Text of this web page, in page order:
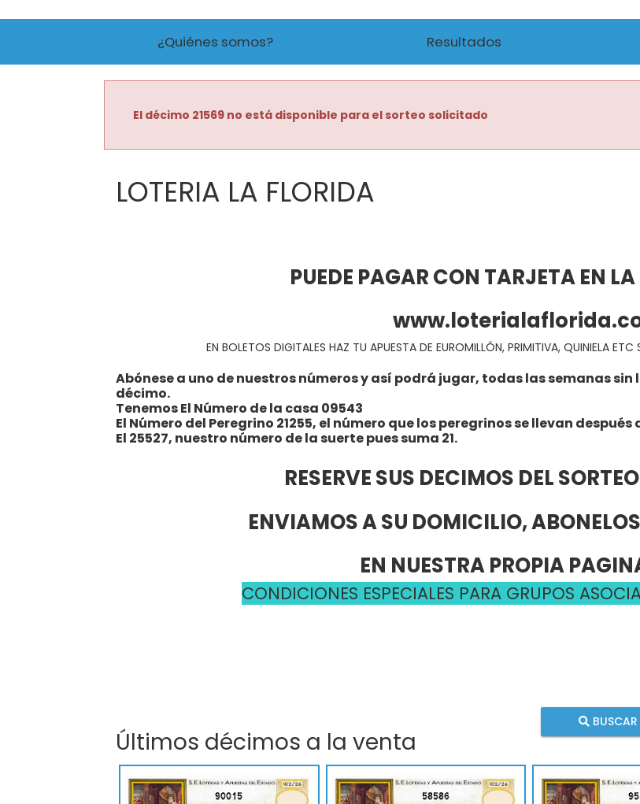
¿Quiénes somos? Resultados
El décimo 21569 no está disponible para el sorteo solicitado
LOTERIA LA FLORIDA
PUEDE PAGAR CON TARJETA EN
EN BOLETOS DIGITALES HAZ TU APUESTA DE EUROMILLÓN, PRIMITIVA, QUINIELA
Abónese a uno de nuestros números y así podrá jugar, todas las semanas sin
décimo.
Tenemos El Número de la casa 09543
El Número del Peregrino 21255, el número que los peregrinos se llevan
El 25527, nuestro número de la suerte pues suma 21.
RESERVE SUS DECIMOS DEL
ENVIAMOS A SU DOMICILIO,
EN NUESTRA PROPIA
CONDICIONES ESPECIALES PARA GRUPOS
Últimos décimos a la venta
BUSCAR
90015 58586